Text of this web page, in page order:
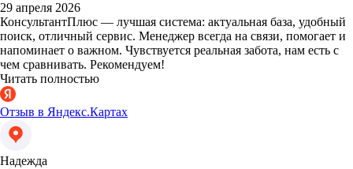
29 апреля 2026
КонсультантПлюс — лучшая система: актуальная база, удобный
поиск, отличный сервис. Менеджер всегда на связи, помогает и
напоминает о важном. Чувствуется реальная забота, нам есть с
чем сравнивать. Рекомендуем!
Читать полностью
Отзыв в Яндекс.Картах
Надежда